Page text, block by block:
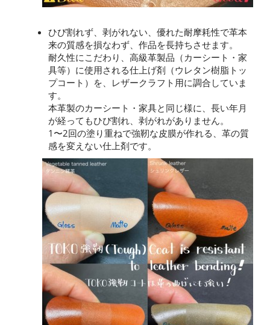
ひび割れず、剥がれない、優れた耐摩耗性で革本
来の質感を損なわず、作品を長持ちさせます。
耐久性にこだわり、高級革製品（カーシート・家
具等）に使用される仕上げ剤（ウレタン樹脂トッ
プコート）を、レザークラフト用に調合していま
す。
本革製のカーシート・家具と同じ様に、長い年月
が経ってもひび割れ、剥がれがありません。
1〜2回の塗り重ねで強靭な皮膜が作れる、革の質
感を変えない仕上剤です。